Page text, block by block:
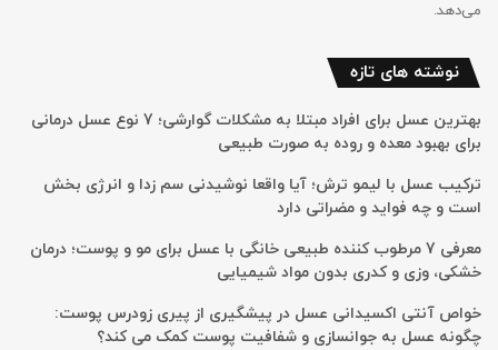
می‌دهد.
نوشته های تازه
بهترین عسل برای افراد مبتلا به مشکلات گوارشی؛ 7 نوع عسل درمانی
برای بهبود معده و روده به صورت طبیعی
ترکیب عسل با لیمو ترش؛ آیا واقعا نوشیدنی سم زدا و انرژی بخش
است و چه فواید و مضراتی دارد
معرفی 7 مرطوب کننده طبیعی خانگی با عسل برای مو و پوست؛ درمان
خشکی، وزی و کدری بدون مواد شیمیایی
خواص آنتی اکسیدانی عسل در پیشگیری از پیری زودرس پوست:
چگونه عسل به جوانسازی و شفافیت پوست کمک می کند؟